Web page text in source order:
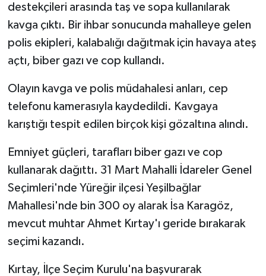
destekçileri arasında taş ve sopa kullanılarak
kavga çıktı. Bir ihbar sonucunda mahalleye gelen
polis ekipleri, kalabalığı dağıtmak için havaya ateş
açtı, biber gazı ve cop kullandı.
Olayın kavga ve polis müdahalesi anları, cep
telefonu kamerasıyla kaydedildi. Kavgaya
karıştığı tespit edilen birçok kişi gözaltına alındı.
Emniyet güçleri, tarafları biber gazı ve cop
kullanarak dağıttı. 31 Mart Mahalli İdareler Genel
Seçimleri'nde Yüreğir ilçesi Yeşilbağlar
Mahallesi'nde bin 300 oy alarak İsa Karagöz,
mevcut muhtar Ahmet Kırtay'ı geride bırakarak
seçimi kazandı.
Kırtay, İlçe Seçim Kurulu'na başvurarak